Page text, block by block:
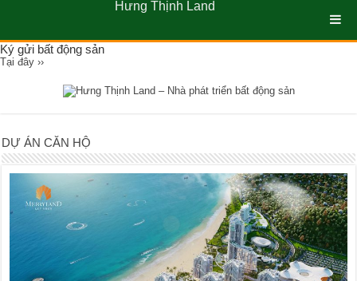
Ký gửi bất động sản
Tại đây ››
DỰ ÁN CĂN HỘ
Hưng Thịnh Land